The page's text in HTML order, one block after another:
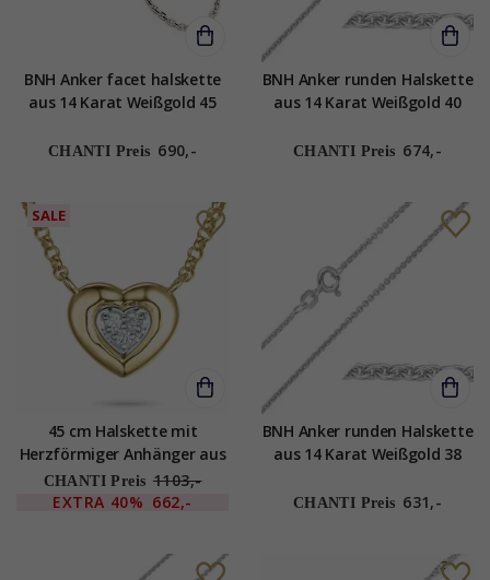
BNH Anker facet halskette
aus 14 Karat Weißgold 45
CHANTI Preis 690,-
BNH Anker runden Halskette
aus 14 Karat Weißgold 40
CHANTI Preis 674,-
SALE
45 cm Halskette mit
Herzförmiger Anhänger aus
14 Karat Gold und Weißgold
0,03 ct
CHANTI Preis 1103,-
EXTRA 40% 662,-
BNH Anker runden Halskette
aus 14 Karat Weißgold 38
CHANTI Preis 631,-